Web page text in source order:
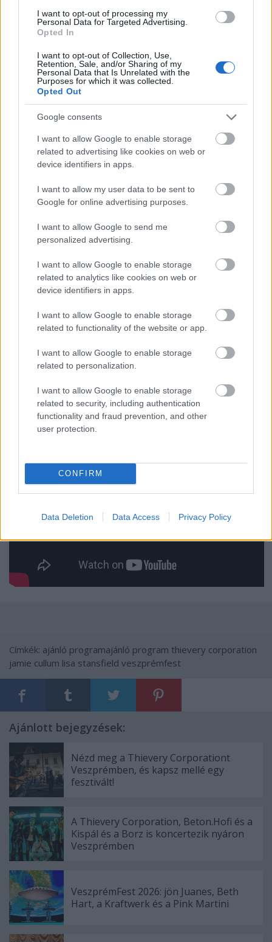
I want to opt-out of processing my
Personal Data for Targeted Advertising.
Opted In
I want to opt-out of Collection, Use,
Retention, Sale, and/or Sharing of my
Personal Data that Is Unrelated with the
Purposes for which it was collected.
Opted Out
Google consents
I want to allow Google to enable storage
related to advertising like cookies on web or
device identifiers in apps.
I want to allow my user data to be sent to
Google for online advertising purposes.
I want to allow Google to send me
personalized advertising.
I want to allow Google to enable storage
related to analytics like cookies on web or
device identifiers in apps.
I want to allow Google to enable storage
related to functionality of the website or app.
I want to allow Google to enable storage
related to personalization.
I want to allow Google to enable storage
related to security, including authentication
functionality and fraud prevention, and other
user protection.
CONFIRM
Data Deletion Data Access Privacy Policy
jazzpop-énekesnek nevezni, de ő tényleg annyira
népszerű, hogy bemutatni sem kell.
A VeszprémFest zárónapján, július 17-én a Nagyon
Balaton rendezvénysorozat részeként a
Thievery
Corporationlép fel. A washingtoni duó a
downtempo egyik legnagyobb neve, bossa novás,
dubos, easy listeninges, pszichedelikus rockos
zenéjét szintén nem kell bemutatni a magyar
közönségnek.
SOFTRCOK-SLÁGERGYÁROSÁVAL, ROGER
HODGSONNAL BESZÉLGETTÜNK.
további információk aVeszprémFest oldalán
és akkor a "hallanánk élőben a VeszprémFesten"
kívánságlistánk első helyezettje - hiszen az
öt úgyis előadja - Lisa Stansfield és
Coldcut közös dala, aPeople Hold On:
Címkék: ajánló programajánló program thievery corporation
jamie cullum lisa stansfield veszprémfest
Ajánlott bejegyzések:
Nézd meg a Thievery Corporationt
Veszprémben, és kapsz mellé egy
fesztivált!
A Thievery Corporation, Beton.Hofi és a
Kispál és a Borz is koncertezik nyáron
Veszprémben
VeszprémFest 2026: jön Juanes, Beth
Hart, a Kraftwerk és a Pink Martini